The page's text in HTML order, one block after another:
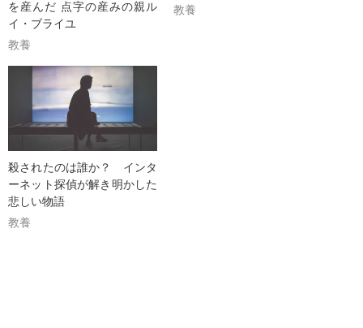
を産んだ 点字の産みの親ル
イ・ブライユ
教養
教養
殺されたのは誰か？ インタ
ーネット探偵が解き明かした
悲しい物語
教養